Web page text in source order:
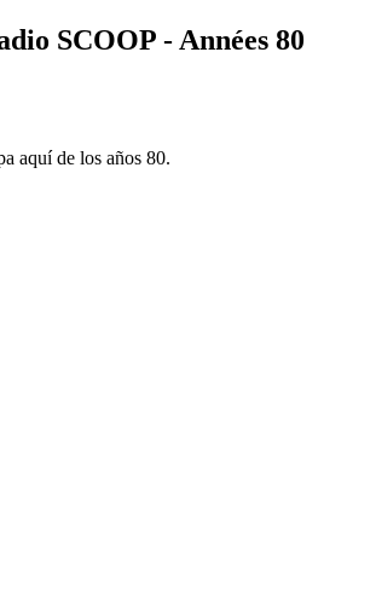
SCOOP - Années 80
aquí de los años 80.